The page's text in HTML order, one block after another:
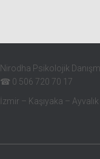
Nirodha Psikolojik
☎ 0 506 720 70 17
İzmir – Kaşıyaka – Ayvalık